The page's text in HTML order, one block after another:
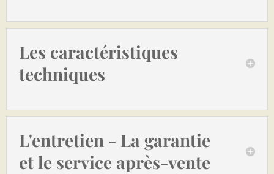
Les caractéristiques
techniques
L'entretien - La garantie
et le service après-vente